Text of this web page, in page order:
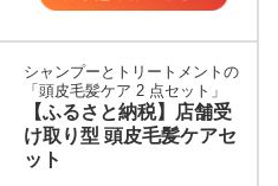
シャンプーとトリートメントの
「頭皮毛髪ケア 2 点セット」
【ふるさと納税】店舗受
け取り型 頭皮毛髪ケアセ
ット